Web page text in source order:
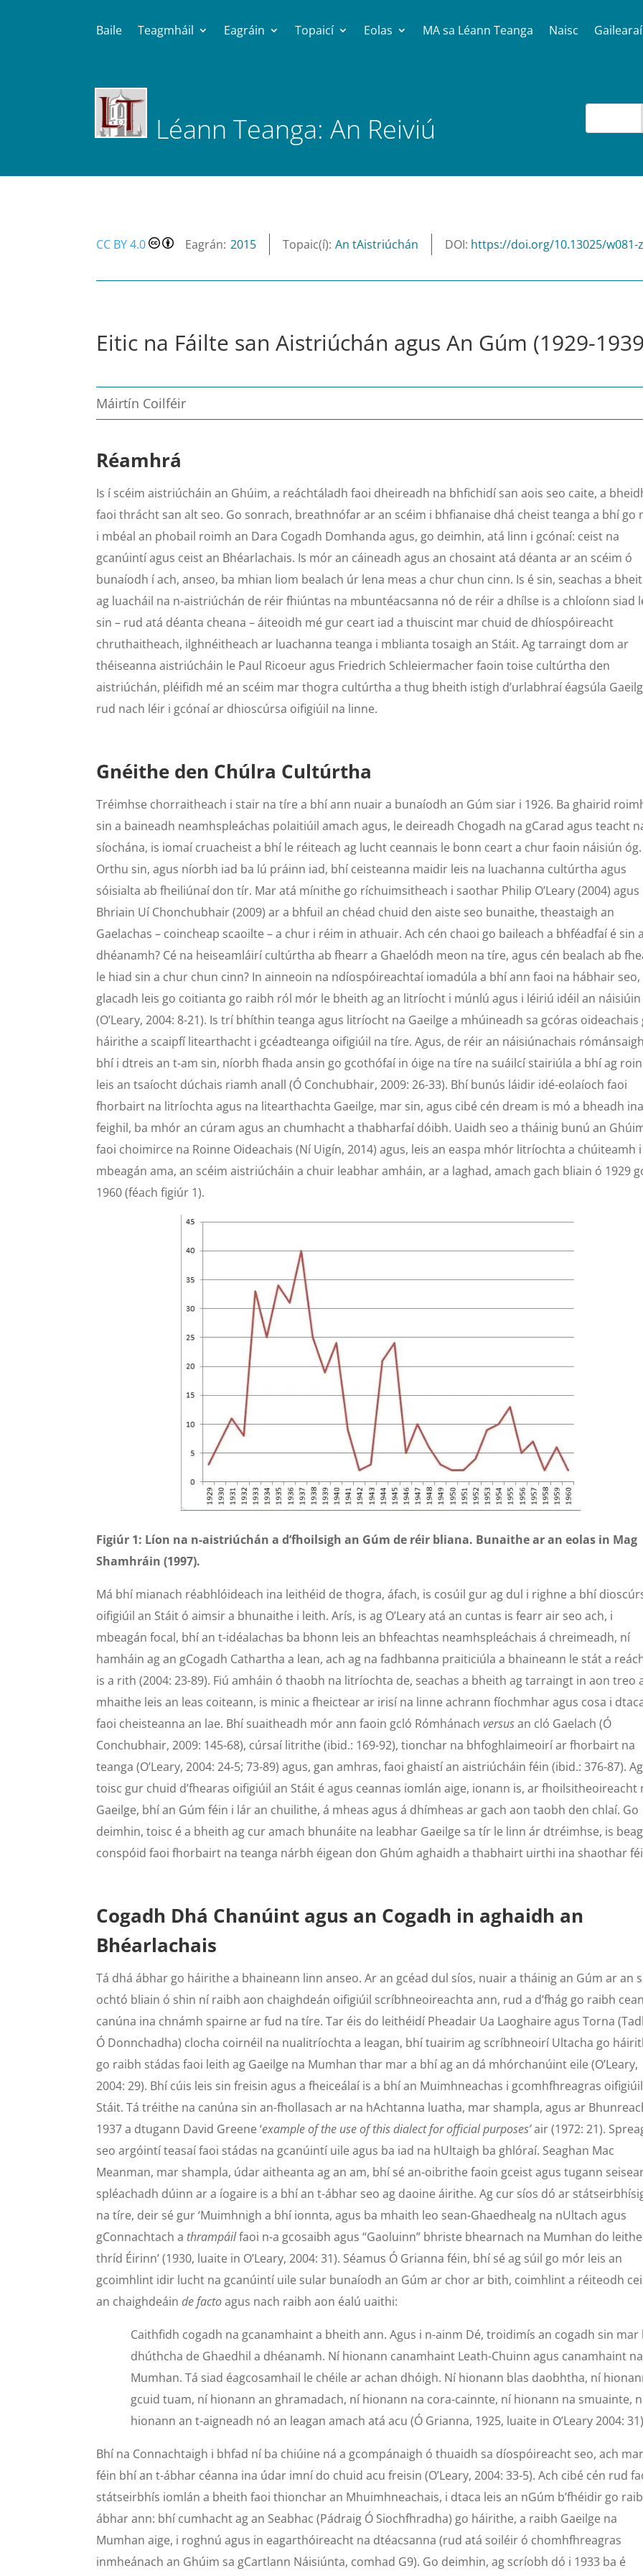
Baile Teagmháil Eagráin Topaicí Eolas MA sa Léann Teanga Naisc Gailearaí
Léann Teanga: An Reiviú
CC BY 4.0 2015 An tAistriúchán DOI: https://doi.org/10.13025/w081-
Eitic na Fáilte san Aistriúchán agus An Gúm (1929-
Máirtín Coilféir
Réamhrá
Is í scéim aistriúcháin an Ghúim, a reáchtáladh faoi dheireadh na bhfichidí san aois seo caite, a
faoi thrácht san alt seo. Go sonrach, breathnófar ar an scéim i bhfianaise dhá cheist teanga a bhí go
i mbéal an phobail roimh an Dara Cogadh Domhanda agus, go deimhin, atá linn i gcónaí: ceist na
gcanúintí agus ceist an Bhéarlachais. Is mór an cáineadh agus an chosaint atá déanta ar an scéim ó
bunaíodh í ach, anseo, ba mhian liom bealach úr lena meas a chur chun cinn. Is é sin, seachas a
ag luacháil na n-aistriúchán de réir fhiúntas na mbuntéacsanna nó de réir a dhílse is a chloíonn siad
sin – rud atá déanta cheana – áiteoidh mé gur ceart iad a thuiscint mar chuid de dhíospóireacht
chruthaitheach, ilghnéitheach ar luachanna teanga i mblianta tosaigh an Stáit. Ag tarraingt dom ar
théiseanna aistriúcháin le Paul Ricoeur agus Friedrich Schleiermacher faoin toise cultúrtha den
aistriúchán, pléifidh mé an scéim mar thogra cultúrtha a thug bheith istigh d’urlabhraí éagsúla
rud nach léir i gcónaí ar dhioscúrsa oifigiúil na linne.
Gnéithe den Chúlra Cultúrtha
Tréimhse chorraitheach i stair na tíre a bhí ann nuair a bunaíodh an Gúm siar i 1926. Ba ghairid
sin a baineadh neamhspleáchas polaitiúil amach agus, le deireadh Chogadh na gCarad agus teacht
síochána, is iomaí cruacheist a bhí le réiteach ag lucht ceannais le bonn ceart a chur faoin náisiún óg.
Orthu sin, agus níorbh iad ba lú práinn iad, bhí ceisteanna maidir leis na luachanna cultúrtha agus
sóisialta ab fheiliúnaí don tír. Mar atá mínithe go ríchuimsitheach i saothar Philip O’Leary (2004) agus
Bhriain Uí Chonchubhair (2009) ar a bhfuil an chéad chuid den aiste seo bunaithe, theastaigh an
Gaelachas – coincheap scaoilte – a chur i réim in athuair. Ach cén chaoi go baileach a bhféadfaí é sin
dhéanamh? Cé na heiseamláirí cultúrtha ab fhearr a Ghaelódh meon na tíre, agus cén bealach ab
le hiad sin a chur chun cinn? In ainneoin na ndíospóireachtaí iomadúla a bhí ann faoi na hábhair seo,
glacadh leis go coitianta go raibh ról mór le bheith ag an litríocht i múnlú agus i léiriú idéil an náisiúin
(O’Leary, 2004: 8-21). Is trí bhíthin teanga agus litríocht na Gaeilge a mhúineadh sa gcóras oideachais
háirithe a scaipfí litearthacht i gcéadteanga oifigiúil na tíre. Agus, de réir an náisiúnachais
bhí i dtreis an t-am sin, níorbh fhada ansin go gcothófaí in óige na tíre na suáilcí stairiúla a bhí ag
leis an tsaíocht dúchais riamh anall (Ó Conchubhair, 2009: 26-33). Bhí bunús láidir idé-eolaíoch faoi
fhorbairt na litríochta agus na litearthachta Gaeilge, mar sin, agus cibé cén dream is mó a bheadh
feighil, ba mhór an cúram agus an chumhacht a thabharfaí dóibh. Uaidh seo a tháinig bunú an
faoi choimirce na Roinne Oideachais (Ní Uigín, 2014) agus, leis an easpa mhór litríochta a chúiteamh i
mbeagán ama, an scéim aistriúcháin a chuir leabhar amháin, ar a laghad, amach gach bliain ó 1929
1960 (féach figiúr 1).
Figiúr 1: Líon na n-aistriúchán a d’fhoilsigh an Gúm de réir bliana. Bunaithe ar an eolas in Mag
Shamhráin (1997).
Má bhí mianach réabhlóideach ina leithéid de thogra, áfach, is cosúil gur ag dul i righne a bhí
oifigiúil an Stáit ó aimsir a bhunaithe i leith. Arís, is ag O’Leary atá an cuntas is fearr air seo ach, i
mbeagán focal, bhí an t-idéalachas ba bhonn leis an bhfeachtas neamhspleáchais á chreimeadh, ní
hamháin ag an gCogadh Cathartha a lean, ach ag na fadhbanna praiticiúla a bhaineann le stát a
is a rith (2004: 23-89). Fiú amháin ó thaobh na litríochta de, seachas a bheith ag tarraingt in aon treo
mhaithe leis an leas coiteann, is minic a fheictear ar irisí na linne achrann fíochmhar agus cosa i
faoi cheisteanna an lae. Bhí suaitheadh mór ann faoin gcló Rómhánachversusan cló Gaelach (Ó
Conchubhair, 2009: 145-68), cúrsaí litrithe (ibid.: 169-92), tionchar na bhfoghlaimeoirí ar fhorbairt na
teanga (O’Leary, 2004: 24-5; 73-89) agus, gan amhras, faoi ghaistí an aistriúcháin féin (ibid.: 376-87).
toisc gur chuid d’fhearas oifigiúil an Stáit é agus ceannas iomlán aige, ionann is, ar fhoilsitheoireacht
Gaeilge, bhí an Gúm féin i lár an chuilithe, á mheas agus á dhímheas ar gach aon taobh den chlaí. Go
deimhin, toisc é a bheith ag cur amach bhunáite na leabhar Gaeilge sa tír le linn ár dtréimhse, is beag
conspóid faoi fhorbairt na teanga nárbh éigean don Ghúm aghaidh a thabhairt uirthi ina shaothar
Cogadh Dhá Chanúint agus an Cogadh in aghaidh an
Bhéarlachais
Tá dhá ábhar go háirithe a bhaineann linn anseo. Ar an gcéad dul síos, nuair a tháinig an Gúm ar an
ochtó bliain ó shin ní raibh aon chaighdeán oifigiúil scríbhneoireachta ann, rud a d’fhág go raibh
canúna ina chnámh spairne ar fud na tíre. Tar éis do leithéidí Pheadair Ua Laoghaire agus Torna
Ó Donnchadha) clocha coirnéil na nualitríochta a leagan, bhí tuairim ag scríbhneoirí Ultacha go
go raibh stádas faoi leith ag Gaeilge na Mumhan thar mar a bhí ag an dá mhórchanúint eile (O’Leary,
2004: 29). Bhí cúis leis sin freisin agus a fheiceálaí is a bhí an Muimhneachas i gcomhfhreagras
Stáit. Tá tréithe na canúna sin an-fhollasach ar na hAchtanna luatha, mar shampla, agus ar
1937 a dtugann David Greene ‘example of the use of this dialect for official purposes’air (1972: 21).
seo argóintí teasaí faoi stádas na gcanúintí uile agus ba iad na hUltaigh ba ghlóraí. Seaghan Mac
Meanman, mar shampla, údar aitheanta ag an am, bhí sé an-oibrithe faoin gceist agus tugann
spléachadh dúinn ar a íogaire is a bhí an t-ábhar seo ag daoine áirithe. Ag cur síos dó ar
na tíre, deir sé gur ‘Muimhnigh a bhí ionnta, agus ba mhaith leo sean-Ghaedhealg na nUltach agus
gConnachtach a thrampáilfaoi n-a gcosaibh agus “Gaoluinn” bhriste bhearnach na Mumhan do
thríd Éirinn’ (1930, luaite in O’Leary, 2004: 31). Séamus Ó Grianna féin, bhí sé ag súil go mór leis an
gcoimhlint idir lucht na gcanúintí uile sular bunaíodh an Gúm ar chor ar bith, coimhlint a réiteodh
an chaighdeáinde factoagus nach raibh aon éalú uaithi:
Caithfidh cogadh na gcanamhaint a bheith ann. Agus i n-ainm Dé, troidimís an cogadh sin mar
dhúthcha de Ghaedhil a dhéanamh. Ní hionann canamhaint Leath-Chuinn agus canamhaint na
Mumhan. Tá siad éagcosamhail le chéile ar achan dhóigh. Ní hionann blas daobhtha, ní
gcuid tuam, ní hionann an ghramadach, ní hionann na cora-cainnte, ní hionann na smuainte,
hionann an t-aigneadh nó an leagan amach atá acu (Ó Grianna, 1925, luaite in O’Leary 2004:
Bhí na Connachtaigh i bhfad ní ba chiúine ná a gcompánaigh ó thuaidh sa díospóireacht seo, ach
féin bhí an t-ábhar céanna ina údar imní do chuid acu freisin (O’Leary, 2004: 33-5). Ach cibé cén rud
státseirbhís iomlán a bheith faoi thionchar an Mhuimhneachais, i dtaca leis an nGúm b’fhéidir go
ábhar ann: bhí cumhacht ag an Seabhac (Pádraig Ó Siochfhradha) go háirithe, a raibh Gaeilge na
Mumhan aige, i roghnú agus in eagarthóireacht na dtéacsanna (rud atá soiléir ó chomhfhreagras
inmheánach an Ghúim sa gCartlann Náisiúnta, comhad G9). Go deimhin, ag scríobh dó i 1933 ba é